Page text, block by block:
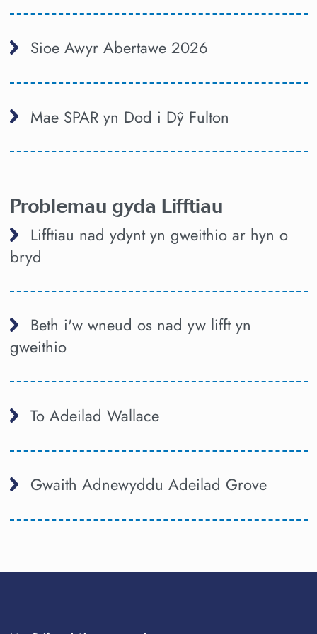
Sioe Awyr Abertawe 2026
Mae SPAR yn Dod i Dŷ Fulton
Problemau gyda Lifftiau
Lifftiau nad ydynt yn gweithio ar hyn o
bryd
Beth i'w wneud os nad yw lifft yn
gweithio
To Adeilad Wallace
Gwaith Adnewyddu Adeilad Grove